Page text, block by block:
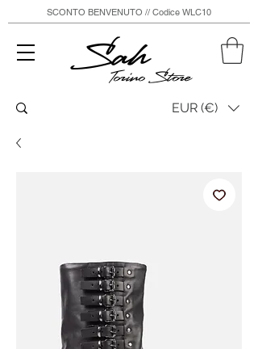
Sah
Torino Store
SCONTO BENVENUTO // Codice WLC10
EUR (€)